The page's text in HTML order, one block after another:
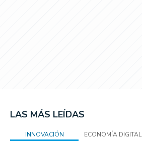
LAS MÁS LEÍDAS
INNOVACIÓN ECONOMÍA DIGITAL